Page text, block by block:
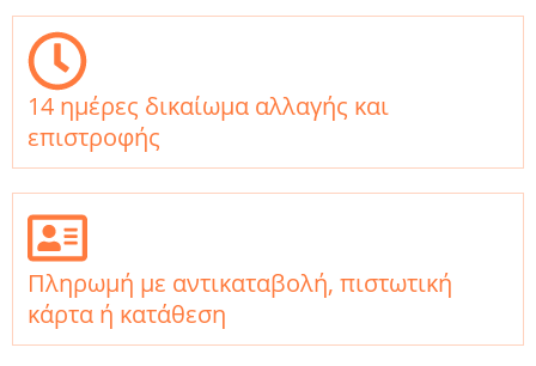
14 ημέρες δικαίωμα αλλαγής και
επιστροφής
Πληρωμή με αντικαταβολή, πιστωτική
κάρτα ή κατάθεση